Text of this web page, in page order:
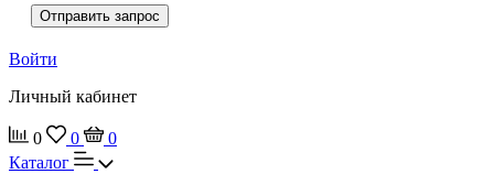
Отправить запрос
Войти
Личный кабинет
0 0
0
Каталог